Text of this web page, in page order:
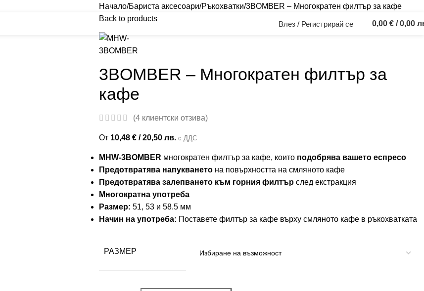
Влез / Регистрирай се 0,00 € / 0,00
Начало Бариста аксесоари Ръкохватки 3BOMBER – Многократен филтър за кафе
Back to products
3BOMBER – Многократен филтър за
кафе
(4 клиентски отзива)
От 10,48 € / 20,50 лв. с ДДС
MHW-3BOMBER многократен филтър за кафе, които подобрява вашето еспресо
Предотвратява напукването на повърхността на смляното кафе
Предотвратява залепването към горния филтър след екстракция
Многократна употреба
Размер: 51, 53 и 58.5 мм
Начин на употреба: Поставете филтър за кафе върху смляното кафе в ръкохватката
РАЗМЕР